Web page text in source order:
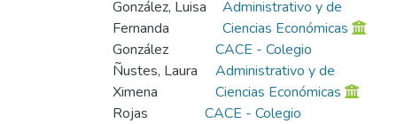
González, Luisa
Fernanda
Administrativo y de
Ciencias Económicas
González
Ñustes, Laura
Ximena
CACE - Colegio
Administrativo y de
Ciencias Económicas
Rojas
CACE - Colegio